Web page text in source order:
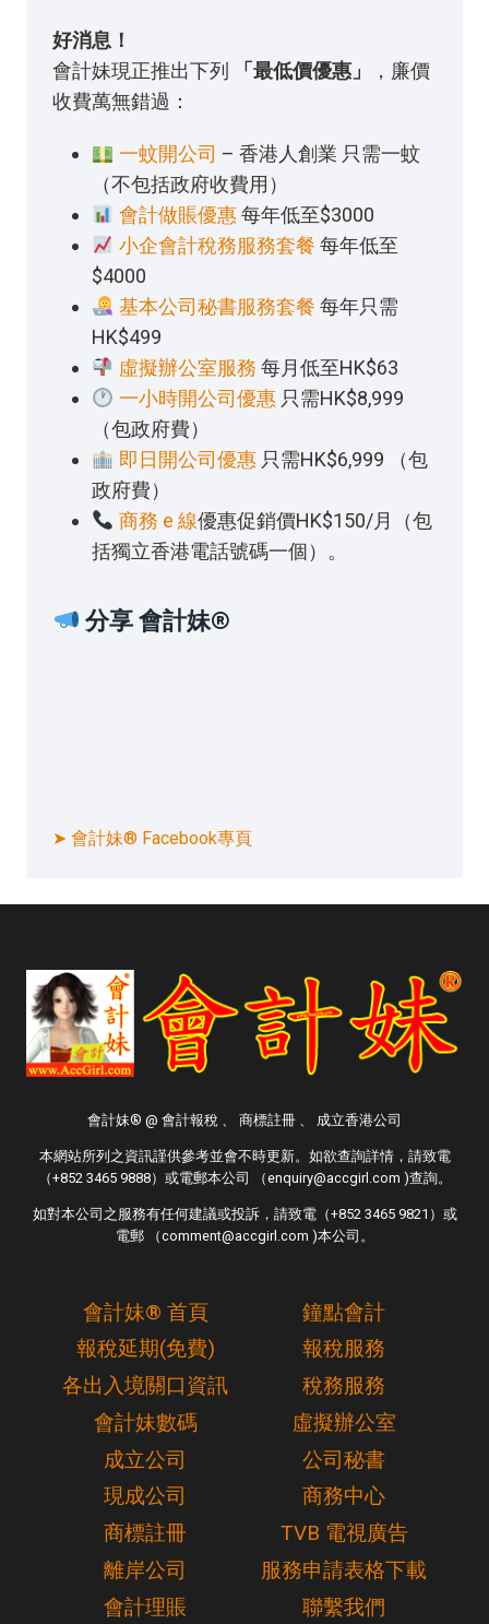
好消息！
會計妹現正推出下列
「最低價優惠」
，廉價
收費萬無錯過：
一蚊開公司 – 香港人創業 只需一蚊
（不包括政府收費用）
會計做賬優惠每年低至$3000
小企會計稅務服務套餐 每年低至
$4000
基本公司秘書服務套餐 每年只需
HK$499
虛擬辦公室服務 每月低至HK$63
一小時開公司優惠只需HK$8,999
（包政府費）
即日開公司優惠只需HK$6,999 （包
政府費）
商務 e 線優惠促銷價HK$150/月（包
括獨立香港電話號碼一個）。
分享 會計妹®
➤ 會計妹® Facebook專頁
會計妹® @ 會計報稅 、 商標註冊 、 成立香港公司
本網站所列之資訊謹供參考並會不時更新。如欲查詢詳情，請致電
（+852 3465 9888）或電郵本公司 （enquiry@accgirl.com )查詢。
如對本公司之服務有任何建議或投訴，請致電（+852 3465 9821）或
電郵 （comment@accgirl.com )本公司。
會計妹® 首頁
報稅延期(免費)
各出入境關口資訊
會計妹數碼
成立公司
現成公司
商標註冊
離岸公司
會計理賬
鐘點會計
報稅服務
稅務服務
虛擬辦公室
公司秘書
商務中心
TVB 電視廣告
服務申請表格下載
聯繫我們